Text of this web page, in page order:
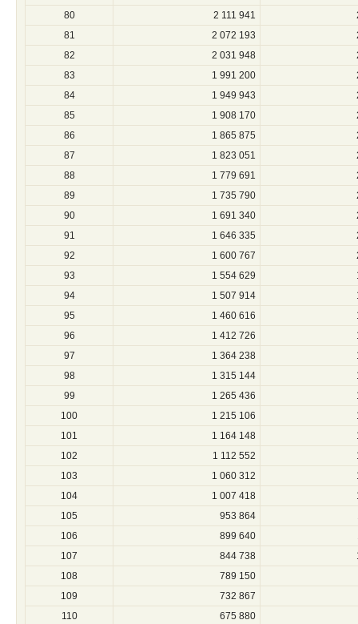
80
2 111 941
81
2 072 193
82
2 031 948
83
1 991 200
84
1 949 943
85
1 908 170
86
1 865 875
87
1 823 051
88
1 779 691
89
1 735 790
90
1 691 340
91
1 646 335
92
1 600 767
93
1 554 629
94
1 507 914
95
1 460 616
96
1 412 726
97
1 364 238
98
1 315 144
99
1 265 436
100
1 215 106
101
1 164 148
102
1 112 552
103
1 060 312
104
1 007 418
105
953 864
106
899 640
107
844 738
108
789 150
109
732 867
110
675 880